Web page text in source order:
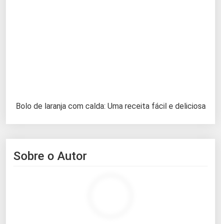
Bolo de laranja com calda: Uma receita fácil e deliciosa
Sobre o Autor